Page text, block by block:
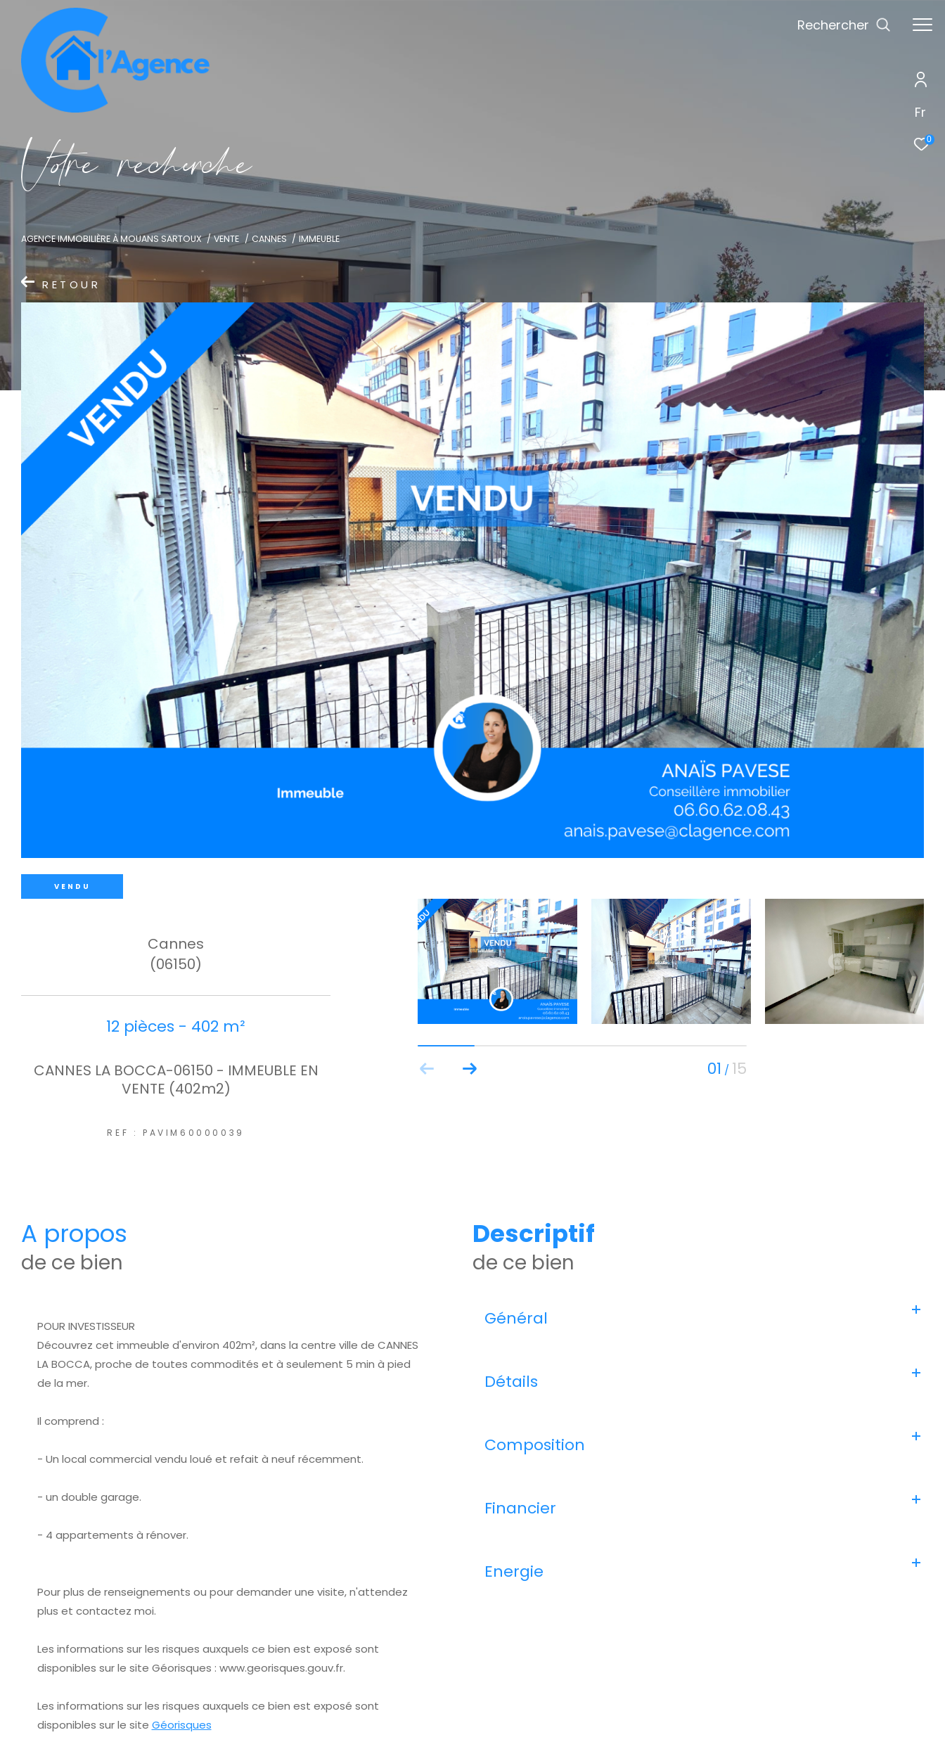
Fr
0
Rechercher
Vore recece
AGENCE IMMOBILIÈRE À MOUANS SARTOUX VENTE CANNES IMMEUBLE
RETOUR
VENDU
01 / 15
Cannes
(06150)
12 pièces - 402 m²
CANNES LA BOCCA-06150 - IMMEUBLE EN
VENTE (402m2)
REF : PAVIM60000039
a propos
de ce bien
POUR INVESTISSEUR
Découvrez cet immeuble d'environ 402m², dans la centre ville de CANNES
LA BOCCA, proche de toutes commodités et à seulement 5 min à pied
de la mer.
Il comprend :
- Un local commercial vendu loué et refait à neuf récemment.
- un double garage.
- 4 appartements à rénover.
Pour plus de renseignements ou pour demander une visite, n'attendez
plus et contactez moi.
Les informations sur les risques auxquels ce bien est exposé sont
disponibles sur le site Géorisques : www.georisques.gouv.fr.
Les informations sur les risques auxquels ce bien est exposé sont
disponibles sur le site Géorisques
descriptif
de ce bien
Général
Détails
Composition
Financier
Energie